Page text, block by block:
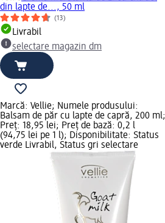
din lapte de..., 50 ml
(13)
Livrabil
selectare magazin dm
Marcă: Vellie; Numele produsului:
Balsam de păr cu lapte de capră, 200 ml;
Preț: 18,95 lei; Preț de bază: 0,2 l
(94,75 lei pe 1 l); Disponibilitate: Status
verde Livrabil, Status gri selectare